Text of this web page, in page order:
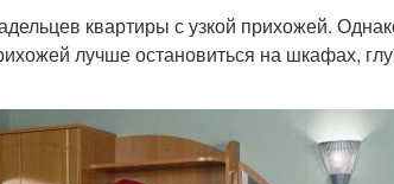
квартиры с узкой прихожей.
лучше остановиться на шкафах,